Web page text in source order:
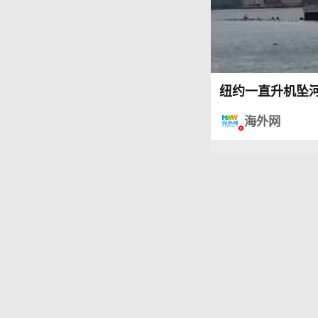
纽约一直升机坠
海外网